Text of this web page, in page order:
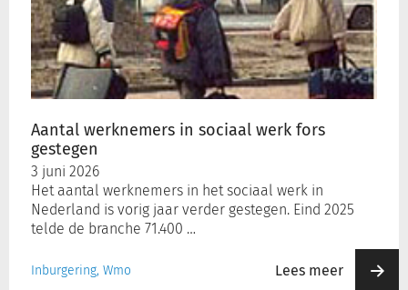
Aantal werknemers in sociaal werk fors
gestegen
3 juni 2026
Het aantal werknemers in het sociaal werk in
Nederland is vorig jaar verder gestegen. Eind 2025
telde de branche 71.400 …
Inburgering, Wmo Lees meer
sociaal
werk
fors
gestegen